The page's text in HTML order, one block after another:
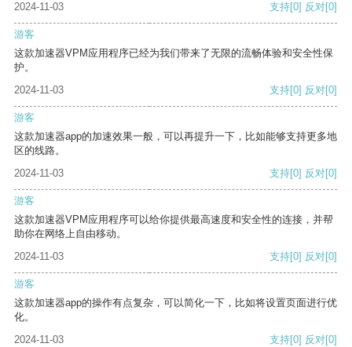
2024-11-03 支持[0] 反对[0]
游客
这款加速器VPM应用程序已经为我们带来了无限的流畅体验和安全性保
护。
2024-11-03
支持[0] 反对[0]
游客
这款加速器app的加速效果一般，可以再提升一下，比如能够支持更多地
区的线路。
2024-11-03
支持[0] 反对[0]
游客
这款加速器VPM应用程序可以给你提供最高速度和安全性的连接，并帮
助你在网络上自由移动。
2024-11-03
支持[0] 反对[0]
游客
这款加速器app的操作有点复杂，可以简化一下，比如将设置页面进行优
化。
2024-11-03
支持[0] 反对[0]